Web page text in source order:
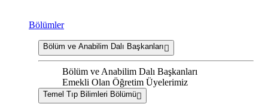
Bölümler
Bölüm ve Anabilim Dalı Başkanları
Bölüm ve Anabilim Dalı Başkanları
Emekli Olan Öğretim Üyelerimiz
Temel Tıp Bilimleri Bölümü